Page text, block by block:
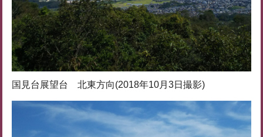
国見台展望台 北東方向(2018年10月3日撮影)